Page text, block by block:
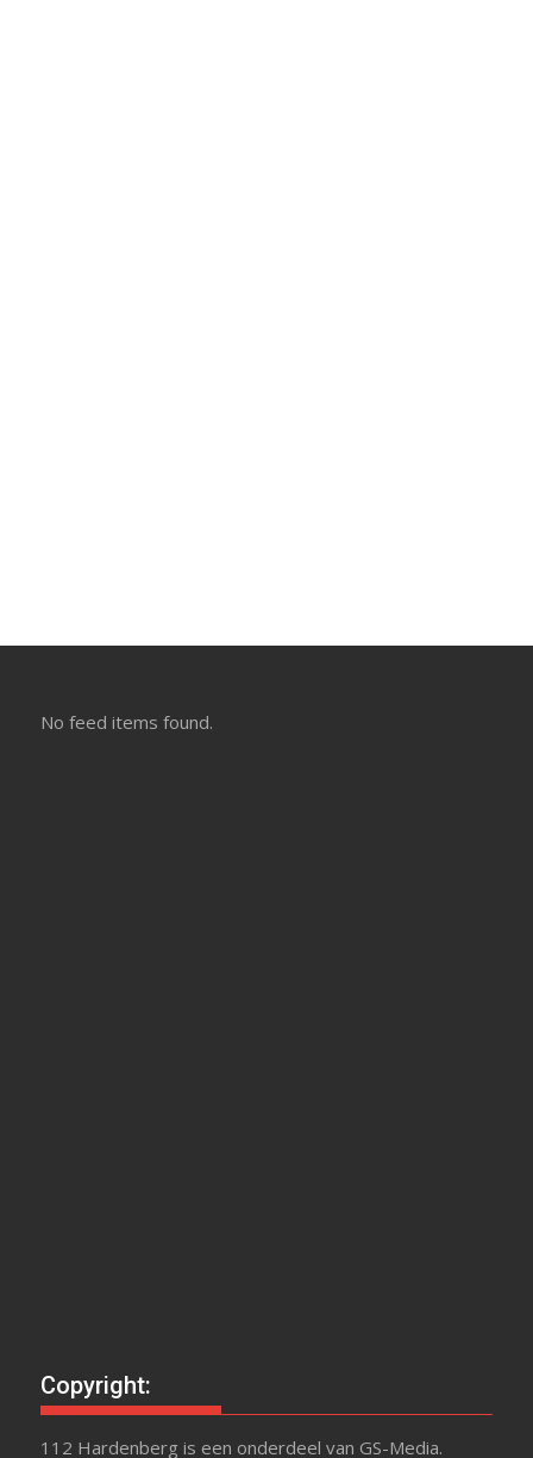
No feed items found.
Copyright:
112 Hardenberg is een onderdeel van GS-Media.